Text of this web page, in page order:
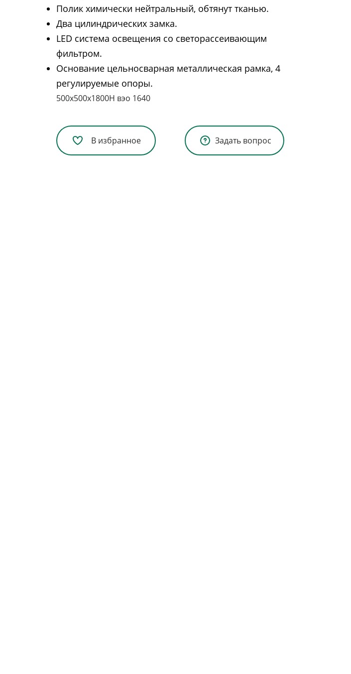
Полик химически нейтральный, обтянут тканью.
Два цилиндрических замка.
LED система освещения со светорассеивающим
фильтром.
Основание цельносварная металлическая рамка, 4
регулируемые опоры.
500х500х1800H вэо 1640
В избранное Задать вопрос